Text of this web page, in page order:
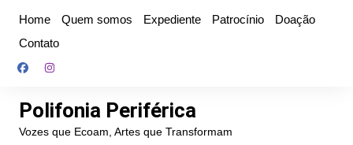
conteúdo
Home Quem somos Expediente Patrocínio
Doação
Contato
Polifonia Periférica
Vozes que Ecoam, Artes que Transformam